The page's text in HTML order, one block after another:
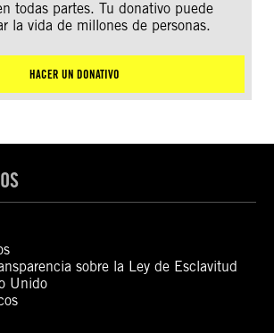
todas partes. Tu donativo puede
la vida de millones de personas.
HACER UN DONATIVO
sobre la Ley de Esclavitud
Unido